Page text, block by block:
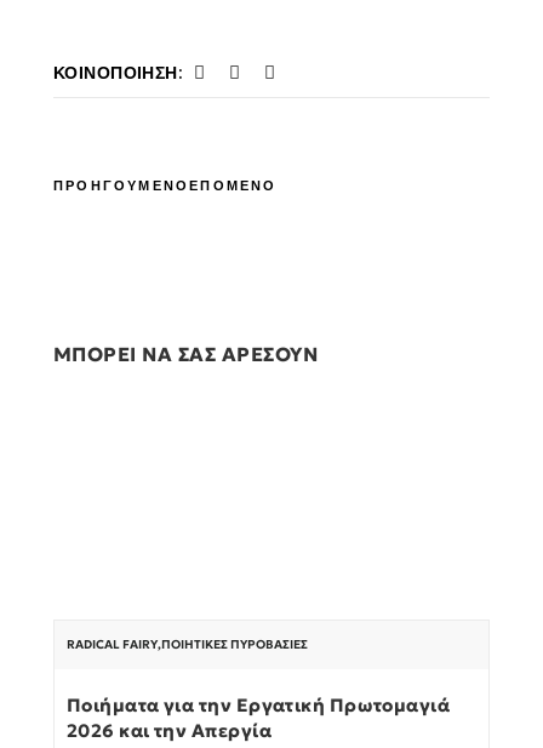
ΚΟΙΝΟΠΟΊΗΣΗ:
ΠΡΟΗΓΟΥΜΕΝΟΕΠΟΜΕΝΟ
ΜΠΟΡΕΙ ΝΑ ΣΑΣ ΑΡΕΣΟΥΝ
RADICAL FAIRY,ΠΟΙΗΤΙΚΈΣ ΠΥΡΟΒΑΣΊΕΣ
Ποιήματα για την Εργατική Πρωτομαγιά
2026 και την Απεργία